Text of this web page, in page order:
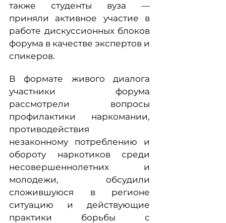
также студенты вуза —
приняли активное участие в
работе дискуссионных блоков
форума в качестве экспертов и
спикеров.
В формате живого диалога
участники форума
рассмотрели вопросы
профилактики наркомании,
противодействия
незаконному потреблению и
обороту наркотиков среди
несовершеннолетних и
молодежи, обсудили
сложившуюся в регионе
ситуацию и действующие
практики борьбы с